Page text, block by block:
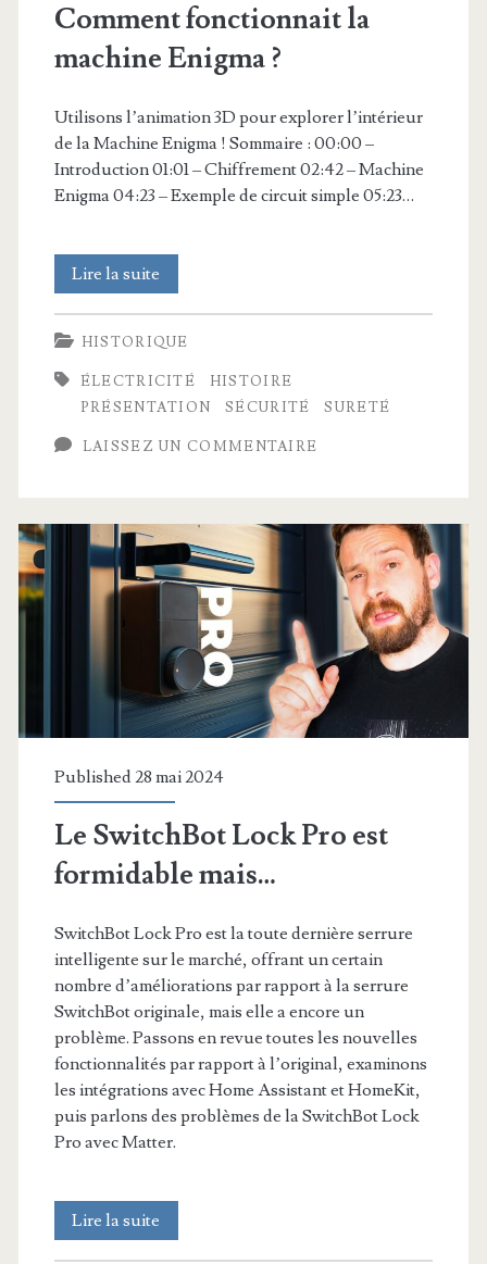
Comment fonctionnait la
machine Enigma ?
Utilisons l’animation 3D pour explorer l’intérieur
de la Machine Enigma ! Sommaire : 00:00 –
Introduction 01:01 – Chiffrement 02:42 – Machine
Enigma 04:23 – Exemple de circuit simple 05:23…
Lire la suite
fonctionnait
la
machine
HISTORIQUE
ÉLECTRICITÉ
HISTOIRE
PRÉSENTATION
SÉCURITÉ SURETÉ
LAISSEZ UN COMMENTAIRE
Published 28 mai 2024
Le SwitchBot Lock Pro est
formidable mais…
SwitchBot Lock Pro est la toute dernière serrure
intelligente sur le marché, offrant un certain
nombre d’améliorations par rapport à la serrure
SwitchBot originale, mais elle a encore un
problème. Passons en revue toutes les nouvelles
fonctionnalités par rapport à l’original, examinons
les intégrations avec Home Assistant et HomeKit,
puis parlons des problèmes de la SwitchBot Lock
Pro avec Matter.
Lire la suite
SwitchBot